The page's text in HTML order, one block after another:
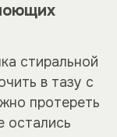
стиральной
в тазу с
протереть
остались